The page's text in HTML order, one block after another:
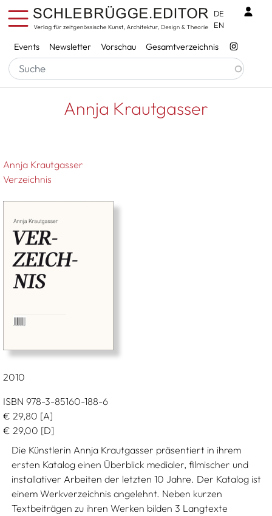
Direkt zum Inhalt
Services
Events Newsletter Vorschau Gesamtverzeichnis
DE
EN
Pfadnavigation
Startseite Annja Krautgasser
Annja Krautgasser
Annja Krautgasser
Verzeichnis
2010
ISBN 978-3-85160-188-6
€ 29,80 [A]
€ 29,00 [D]
Die Künstlerin Annja Krautgasser präsentiert in ihrem
ersten Katalog einen Überblick medialer, filmischer und
installativer Arbeiten der letzten 10 Jahre. Der Katalog ist
einem Werkverzeichnis angelehnt. Neben kurzen
Textbeiträgen zu ihren Werken bilden 3 Langtexte